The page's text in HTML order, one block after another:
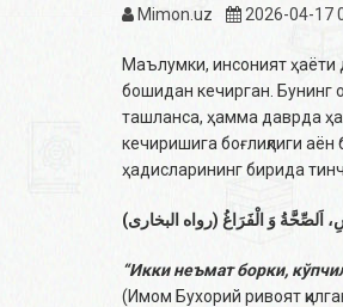
Mimon.uz 2026-04-17
Маълумки, инсоният ҳаёти
бошидан кечирган. Бунинг
ташланса, ҳамма даврда
кечиришига боғлиқлиги
ҳадисларининг бирида
اَلصِّحَّةُ وَ الْفَرَاغُ (رواه البخارى
“Икки неъмат борки,
(Имом Бухорий ривоят